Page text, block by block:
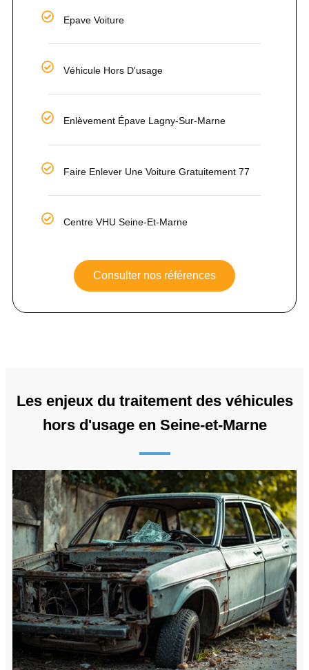
Epave Voiture
Véhicule Hors D'usage
Enlèvement Épave Lagny-Sur-Marne
Faire Enlever Une Voiture Gratuitement 77
Centre VHU Seine-Et-Marne
Consulter nos références
Les enjeux du traitement des véhicules
hors d'usage en Seine-et-Marne